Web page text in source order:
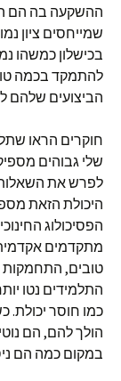
ההשקעה בה הם
שמייחסים ציון
בכישלון כמשהו
להתמקד בכמה
הביצועים שלהם
חוקרים הראו
שלי גבוהים
לפרש את השאלות
היכולת הזאת
הפסיכולוג
מתקדמים
טובים, התחמקות
התלמידים נטו
כמו חוסר יכולת.
הולך להם, הם
במקום כמה הם